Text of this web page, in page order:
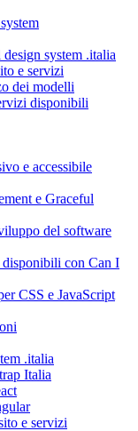
system .italia
e servizi
dei modelli
disponibili
e accessibile
e Graceful
del software
con Can I
CSS e JavaScript
.italia
Italia
e servizi